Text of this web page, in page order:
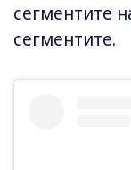
сегментите
сегментите.